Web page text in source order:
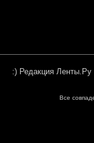
:) Редакция Ленты.Ру
Все